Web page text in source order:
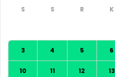
3 4 5 6
10 11 12 13